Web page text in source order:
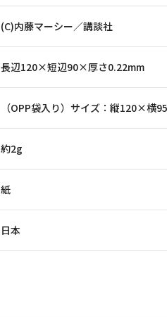
(C)内藤マーシー／講談社
長辺120×短辺90×厚さ0.22mm
（OPP袋入り）サイズ：縦120×横
約2g
紙
日本